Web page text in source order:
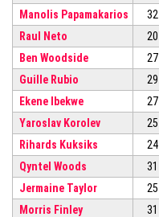
Manolis Papamakarios
32
Raul Neto
20
Ben Woodside
27
Guille Rubio
29
Ekene Ibekwe
27
Yaroslav Korolev
25
Rihards Kuksiks
24
Qyntel Woods
31
Jermaine Taylor
25
Morris Finley
31